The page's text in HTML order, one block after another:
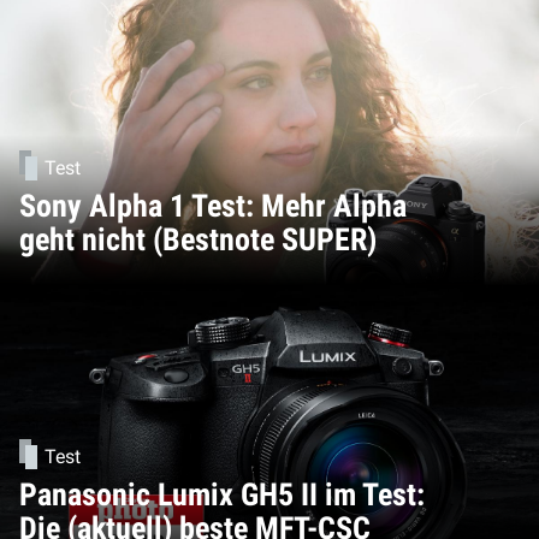
Test
Sony Alpha 1 Test: Mehr Alpha
geht nicht (Bestnote SUPER)
Test
Panasonic Lumix GH5 II im Test:
Die (aktuell) beste MFT-CSC